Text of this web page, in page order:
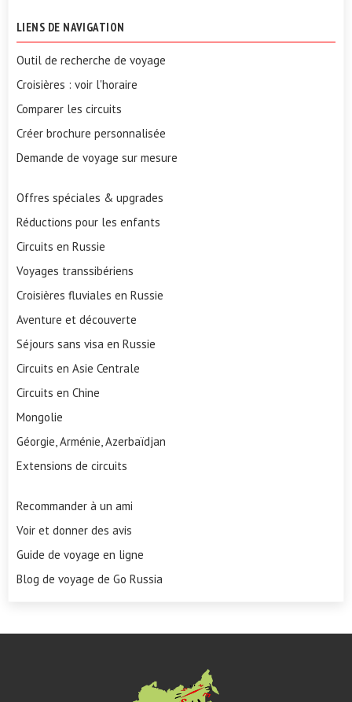
LIENS DE NAVIGATION
Outil de recherche de voyage
Croisières : voir l'horaire
Comparer les circuits
Créer brochure personnalisée
Demande de voyage sur mesure
Offres spéciales & upgrades
Réductions pour les enfants
Circuits en Russie
Voyages transsibériens
Croisières fluviales en Russie
Aventure et découverte
Séjours sans visa en Russie
Circuits en Asie Centrale
Circuits en Chine
Mongolie
Géorgie, Arménie, Azerbaïdjan
Extensions de circuits
Recommander à un ami
Voir et donner des avis
Guide de voyage en ligne
Blog de voyage de Go Russia